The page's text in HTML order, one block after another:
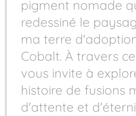
pigment nomade
redessiné le
ma terre
Cobalt. À travers
vous invite à
histoire de fusions
d'attente et